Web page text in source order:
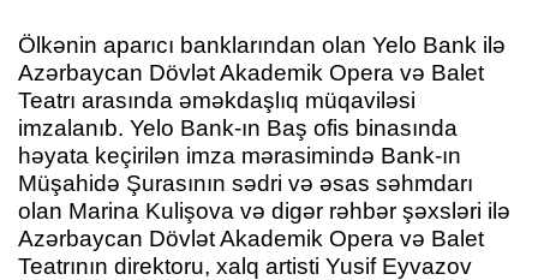
Ölkənin aparıcı banklarından olan Yelo Bank ilə
Azərbaycan Dövlət Akademik Opera və Balet
Teatrı arasında əməkdaşlıq müqaviləsi
imzalanıb. Yelo Bank-ın Baş ofis binasında
həyata keçirilən imza mərasimində Bank-ın
Müşahidə Şurasının sədri və əsas səhmdarı
olan Marina Kulişova və digər rəhbər şəxsləri ilə
Azərbaycan Dövlət Akademik Opera və Balet
Teatrının direktoru, xalq artisti Yusif Eyvazov